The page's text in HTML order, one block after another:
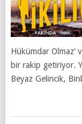
Hükümdar Olmaz’
bir rakip getiriyor.
Beyaz Gelincik,